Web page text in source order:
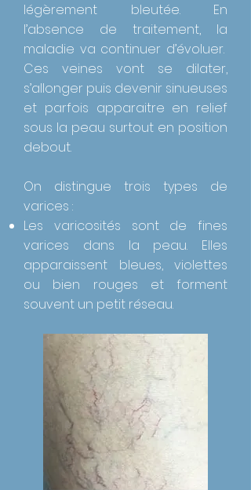
légèrement bleutée. En
l’absence de traitement, la
maladie va continuer d’évoluer.
Ces veines vont se dilater,
s’allonger puis devenir sinueuses
et parfois apparaitre en relief
sous la peau surtout en position
debout.
On distingue trois types de
varices :
Les varicosités sont de fines
varices dans la peau. Elles
apparaissent bleues, violettes
ou bien rouges et forment
souvent un petit réseau.